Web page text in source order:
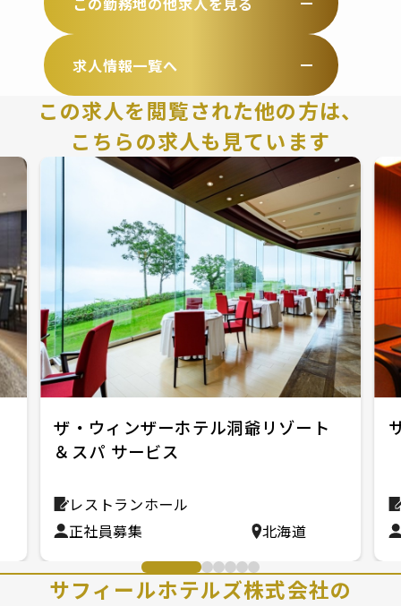
求人情報一覧へ
この求人を閲覧された他の方は、
こちらの求人も見ています
ザ・ウィンザーホテル洞爺リゾート
＆スパ サービス
レストランホール
正社員募集
北海道
サフィールホテルズ株式会社の